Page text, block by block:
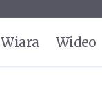
Wiara Wideo